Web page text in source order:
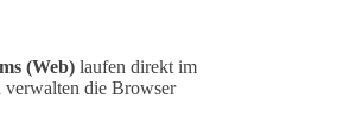
(Web) laufen direkt im
verwalten die Browser